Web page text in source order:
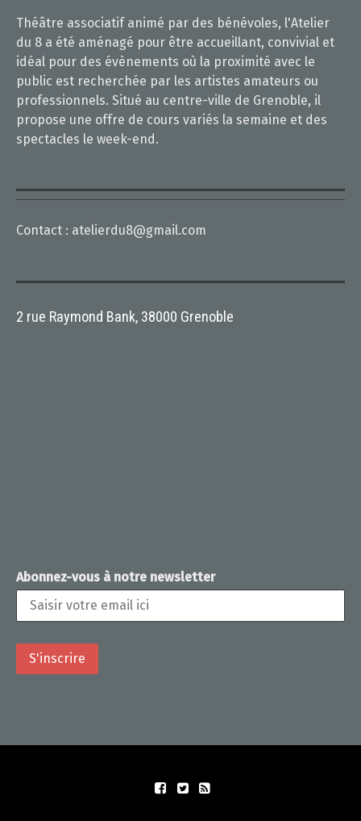
Théâtre associatif animé par des bénévoles, l'Atelier
du 8 a été aménagé pour être accueillant, convivial et
idéal pour des évènements où la proximité avec le
public est recherchée par les artistes amateurs ou
professionnels. Situé au centre-ville de Grenoble, il
propose une offre de cours variés la semaine et des
spectacles le week-end.
Contact : atelierdu8@gmail.com
2 rue Raymond Bank, 38000 Grenoble
Abonnez-vous à notre newsletter